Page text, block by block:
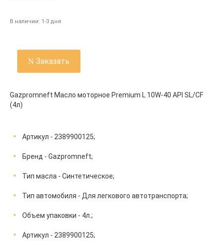
В наличии: 1-3 дня
Заказать
Gazpromneft Масло моторное Premium L 10W-40 API SL/CF
(4л)
Артикул - 2389900125;
Бренд - Gazpromneft;
Тип масла - Синтетическое;
Тип автомобиля - Для легкового автотранспорта;
Объем упаковки - 4л.;
Артикул - 2389900125;